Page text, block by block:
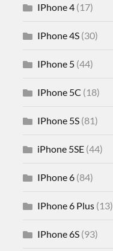
IPhone 4 (17)
IPhone 4S (30)
IPhone 5 (44)
IPhone 5C (18)
IPhone 5S (81)
iPhone 5SE (44)
IPhone 6 (84)
IPhone 6 Plus (13)
IPhone 6S (93)